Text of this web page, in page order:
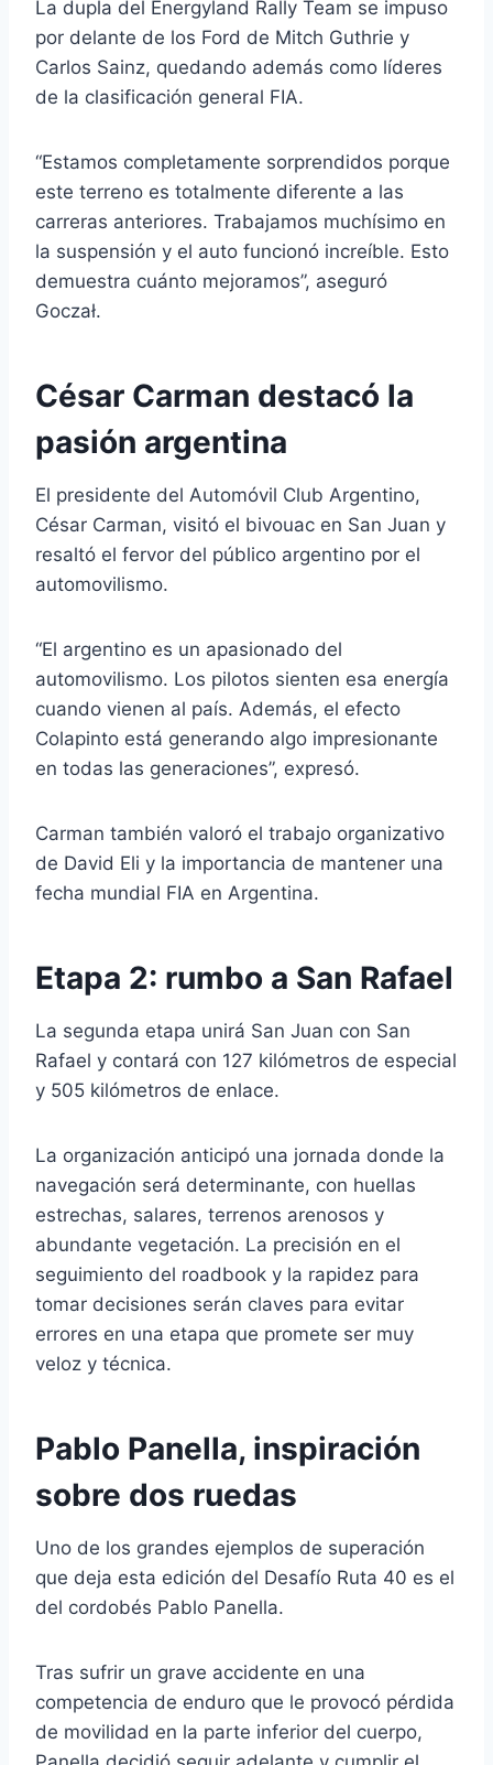
La dupla del Energyland Rally Team se impuso
por delante de los Ford de Mitch Guthrie y
Carlos Sainz, quedando además como líderes
de la clasificación general FIA.
“Estamos completamente sorprendidos porque
este terreno es totalmente diferente a las
carreras anteriores. Trabajamos muchísimo en
la suspensión y el auto funcionó increíble. Esto
demuestra cuánto mejoramos”, aseguró
Goczał.
César Carman destacó la
pasión argentina
El presidente del Automóvil Club Argentino,
César Carman, visitó el bivouac en San Juan y
resaltó el fervor del público argentino por el
automovilismo.
“El argentino es un apasionado del
automovilismo. Los pilotos sienten esa energía
cuando vienen al país. Además, el efecto
Colapinto está generando algo impresionante
en todas las generaciones”, expresó.
Carman también valoró el trabajo organizativo
de David Eli y la importancia de mantener una
fecha mundial FIA en Argentina.
Etapa 2: rumbo a San Rafael
La segunda etapa unirá San Juan con San
Rafael y contará con 127 kilómetros de especial
y 505 kilómetros de enlace.
La organización anticipó una jornada donde la
navegación será determinante, con huellas
estrechas, salares, terrenos arenosos y
abundante vegetación. La precisión en el
seguimiento del roadbook y la rapidez para
tomar decisiones serán claves para evitar
errores en una etapa que promete ser muy
veloz y técnica.
Pablo Panella, inspiración
sobre dos ruedas
Uno de los grandes ejemplos de superación
que deja esta edición del Desafío Ruta 40 es el
del cordobés Pablo Panella.
Tras sufrir un grave accidente en una
competencia de enduro que le provocó pérdida
de movilidad en la parte inferior del cuerpo,